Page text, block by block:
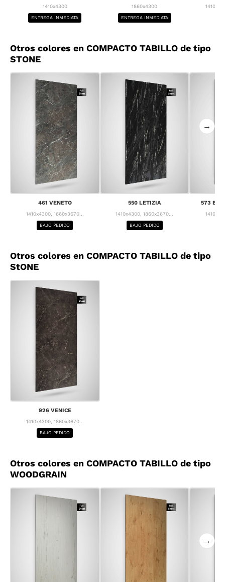
1410x4300
ENTREGA INMEDIATA
1860x4300
ENTREGA INMEDIATA
Otros colores en COMPACTO TABILLO de tipo
STONE
461 VENETO
1410x4300, 1860x3670...
BAJO PEDIDO
550 LETIZIA
1410x4300, 1860x3670...
BAJO PEDIDO
573
→
Otros colores en COMPACTO TABILLO de tipo
StONE
926 VENICE
1410x4300, 1860x3670...
BAJO PEDIDO
Otros colores en COMPACTO TABILLO de tipo
WOODGRAIN
→